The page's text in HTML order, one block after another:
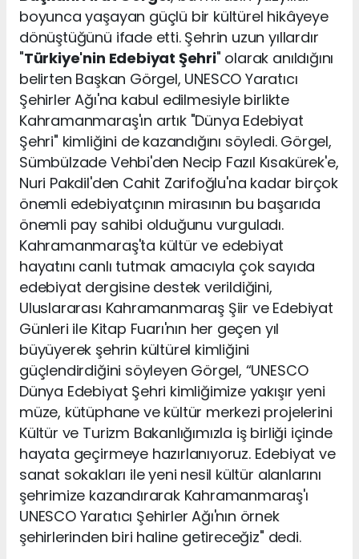
boyunca yaşayan güçlü bir kültürel hikâyeye
dönüştüğünü ifade etti. Şehrin uzun yıllardır
"Türkiye'nin Edebiyat Şehri" olarak anıldığını
belirten Başkan Görgel, UNESCO Yaratıcı
Şehirler Ağı'na kabul edilmesiyle birlikte
Kahramanmaraş'ın artık "Dünya Edebiyat
Şehri" kimliğini de kazandığını söyledi. Görgel,
Sümbülzade Vehbi'den Necip Fazıl Kısakürek'e,
Nuri Pakdil'den Cahit Zarifoğlu'na kadar birçok
önemli edebiyatçının mirasının bu başarıda
önemli pay sahibi olduğunu vurguladı.
Kahramanmaraş'ta kültür ve edebiyat
hayatını canlı tutmak amacıyla çok sayıda
edebiyat dergisine destek verildiğini,
Uluslararası Kahramanmaraş Şiir ve Edebiyat
Günleri ile Kitap Fuarı'nın her geçen yıl
büyüyerek şehrin kültürel kimliğini
güçlendirdiğini söyleyen Görgel, “UNESCO
Dünya Edebiyat Şehri kimliğimize yakışır yeni
müze, kütüphane ve kültür merkezi projelerini
Kültür ve Turizm Bakanlığımızla iş birliği içinde
hayata geçirmeye hazırlanıyoruz. Edebiyat ve
sanat sokakları ile yeni nesil kültür alanlarını
şehrimize kazandırarak Kahramanmaraş'ı
UNESCO Yaratıcı Şehirler Ağı'nın örnek
şehirlerinden biri haline getireceğiz" dedi.